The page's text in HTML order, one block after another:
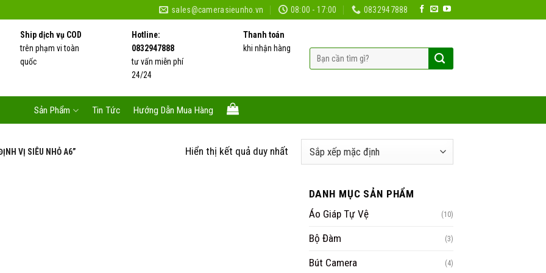
sales@camerasieunho.vn 08:00 - 17:00 0832947888
Ship dịch vụ COD
trên phạm vi toàn
quốc
Hotline:
0832947888
tư vấn miễn phí
24/24
Thanh toán
khi nhận hàng
Tìm
kiếm:
Sản Phẩm Tin Tức Hướng Dẫn Mua Hàng
VỊ SIÊU NHỎ A6” Hiển thị kết quả duy nhất
DANH MỤC SẢN PHẨM
Áo Giáp Tự Vệ
(10)
Bộ Đàm (3)
Bút Camera (4)